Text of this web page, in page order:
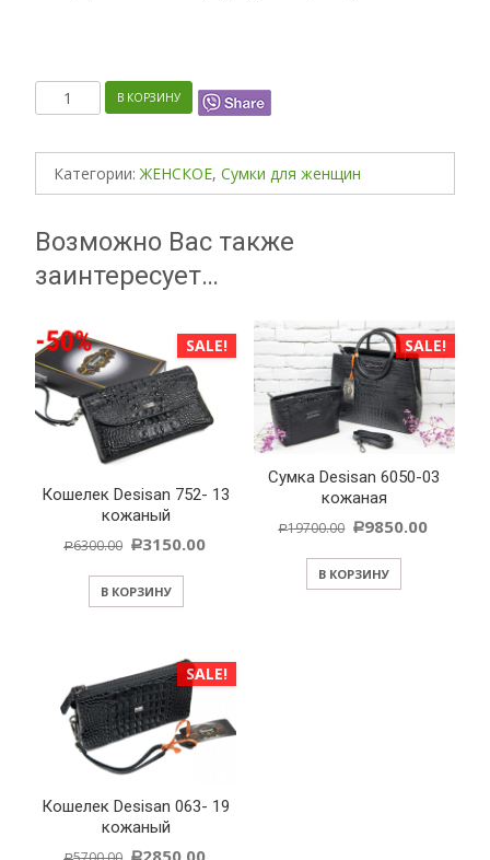
КоличествоВ КОРЗИНУ
Категории: ЖЕНСКОЕ, Сумки для женщин
Возможно Вас также
заинтересует…
SALE!
Кошелек Desisan 752- 13
кожаный
Р6300.00 Р3150.00
В КОРЗИНУ
SALE!
Cумка Desisan 6050-03
кожаная
Р19700.00 Р9850.00
В КОРЗИНУ
SALE!
Кошелек Desisan 063- 19
кожаный
Р Р